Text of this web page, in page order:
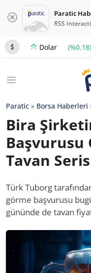
Paratic
RSS
Dolar (%0.18)
Paratic » Borsa Haberleri
Bira
Başvurusu
Tavan
Türk Tuborg
görme başvurusu
gününde de tavan